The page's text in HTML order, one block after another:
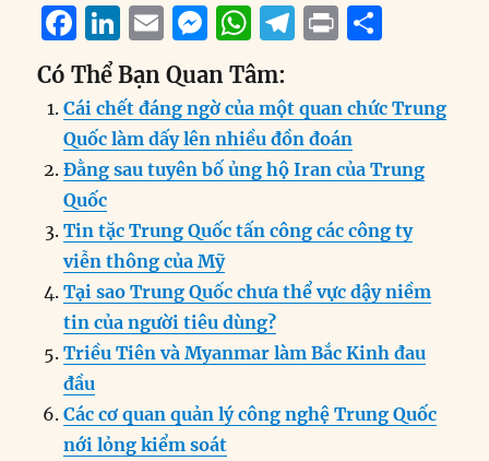
F
a
c
e
b
o
o
k
Li
n
k
e
d
n
E
m
ai
l
M
e
ss
e
n
er
W
h
at
s
A
p
T
e
g
r
m
P
n
t
a
re
Có Thể Bạn Quan Tâm:
Cái chết đáng ngờ của một quan chức Trung
Quốc làm dấy lên nhiều đồn đoán
Đằng sau tuyên bố ủng hộ Iran của Trung
Quốc
Tin tặc Trung Quốc tấn công các công ty
viễn thông của Mỹ
Tại sao Trung Quốc chưa thể vực dậy niềm
tin của người tiêu dùng?
Triều Tiên và Myanmar làm Bắc Kinh đau
đầu
Các cơ quan quản lý công nghệ Trung Quốc
nới lỏng kiểm soát